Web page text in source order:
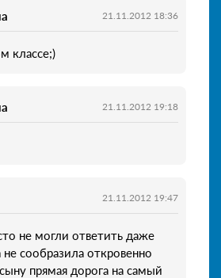
21.11.2012 18:36
классе;)
21.11.2012 19:18
21.11.2012 19:47
не могли ответить даже
не сообразила откровенно
прямая дорога на самый